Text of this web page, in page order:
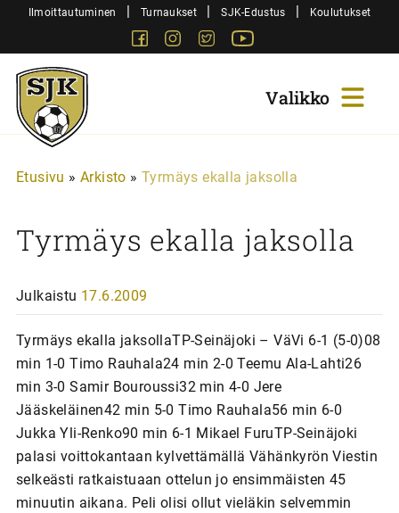
SiirryIlmoittautuminen | Turnaukset | SJK-Edustus | Koulutukset
FacebookInstagram
Twitter
Sjk-
Juniorit
Etusivu » Arkisto » Tyrmäys ekalla jaksolla
Tyrmäys ekalla jaksolla
Julkaistu 17.6.2009
Tyrmäys ekalla jaksollaTP-Seinäjoki – VäVi 6-1 (5-0)08
min 1-0 Timo Rauhala24 min 2-0 Teemu Ala-Lahti26
min 3-0 Samir Bouroussi32 min 4-0 Jere
Jääskeläinen42 min 5-0 Timo Rauhala56 min 6-0
Jukka Yli-Renko90 min 6-1 Mikael FuruTP-Seinäjoki
palasi voittokantaan kylvettämällä Vähänkyrön Viestin
selkeästi ratkaistuaan ottelun jo ensimmäisten 45
minuutin aikana. Peli olisi ollut vieläkin selvemmin